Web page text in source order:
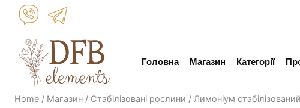
Skip
content
Головна Магазин Категорії
Home / Магазин / Стабілізовані рослини / Лимоніум стабілізований